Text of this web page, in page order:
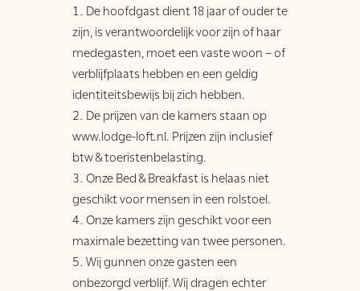
De hoofdgast dient 18 jaar of ouder te
zijn, is verantwoordelijk voor zijn of haar
medegasten, moet een vaste woon – of
verblijfplaats hebben en een geldig
identiteitsbewijs bij zich hebben.
De prijzen van de kamers staan op
www.lodge-loft.nl. Prijzen zijn inclusief
btw & toeristenbelasting.
Onze Bed & Breakfast is helaas niet
geschikt voor mensen in een rolstoel.
Onze kamers zijn geschikt voor een
maximale bezetting van twee personen.
Wij gunnen onze gasten een
onbezorgd verblijf. Wij dragen echter